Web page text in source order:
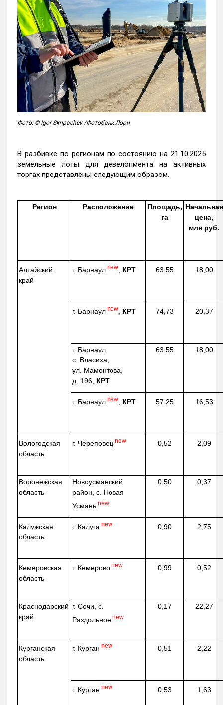
Фото: © Igor Skripachev /Фотобанк Лори
В разбивке по регионам по состоянию на 21.10.2025
земельные лоты для девелопмента на активных
торгах представлены следующим образом.
Регион Расположение
Площадь,
га
Начальная
цена,
млн руб.
Алтайский
край
г. Барнаул new КРТ 63,55 18,00
г. Барнаул new КРТ 74,73 20,37
г. Барнаул,
с. Власиха,
ул. Мамонтова,
д. 196, КРТ
63,55 18,00
г. Барнаул new КРТ 57,25 16,53
Вологодская
область
г. Череповец new 0,52 2,09
Воронежская
область
Новоусманский
район, с. Новая
Усмань new
0,50 0,37
Калужская
область
г. Калуга new 0,90 2,75
Кемеровская
область
г. Кемерово new 0,99 0,52
Краснодарский
край
г. Сочи, с.
Раздольное new
0,17 22,27
Курганская
область
г. Курган new 0,51 2,22
г. Курган new 0,53 1,63